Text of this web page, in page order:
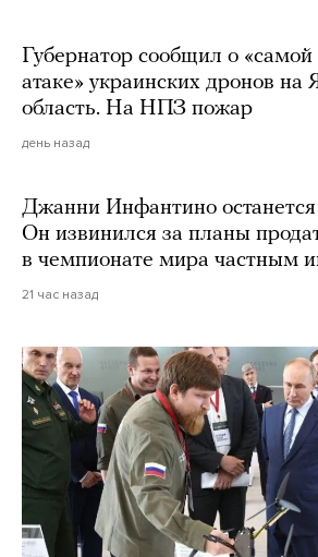
Губернатор сообщил о «самой
атаке» украинских дронов на
область. На НПЗ пожар
день назад
Джанни Инфантино
Он извинился за планы
в чемпионате мира частным
21 час назад